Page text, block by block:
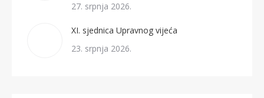
27. srpnja 2026.
XI. sjednica Upravnog vijeća
23. srpnja 2026.